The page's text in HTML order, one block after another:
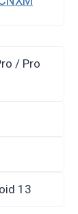
/ Pro
13